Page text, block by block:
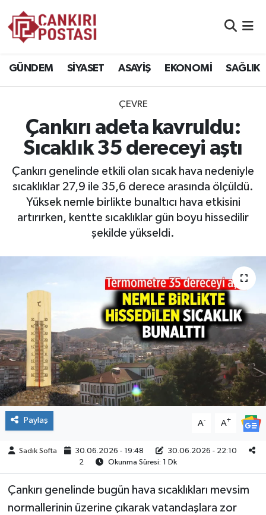
GÜNDEM SİYASET ASAYİŞ EKONOMİ SAĞLIK
ÇEVRE
Çankırı adeta kavruldu:
Sıcaklık 35 dereceyi aştı
Çankırı genelinde etkili olan sıcak hava nedeniyle
sıcaklıklar 27,9 ile 35,6 derece arasında ölçüldü.
Yüksek nemle birlikte bunaltıcı hava etkisini
artırırken, kentte sıcaklıklar gün boyu hissedilir
şekilde yükseldi.
Paylaş A- A+
Sadık Softa 30.06.2026 - 19:48
30.06.2026 - 22:10
2
Okunma Süresi: 1 Dk
Çankırı genelinde bugün hava sıcaklıkları mevsim
normallerinin üzerine çıkarak vatandaşlara zor
EKONOMİ
SAĞLIK
SPOR
YAŞAM
ÇEVRE
İLÇELER
RESMİ İLANLAR
KÜLTÜR
TURİZM
Trafik Durumu
Süper Lig Puan Durumu ve Fikstür
Tüm Manşetler
Son Dakika Haberleri
Haber Arşivi